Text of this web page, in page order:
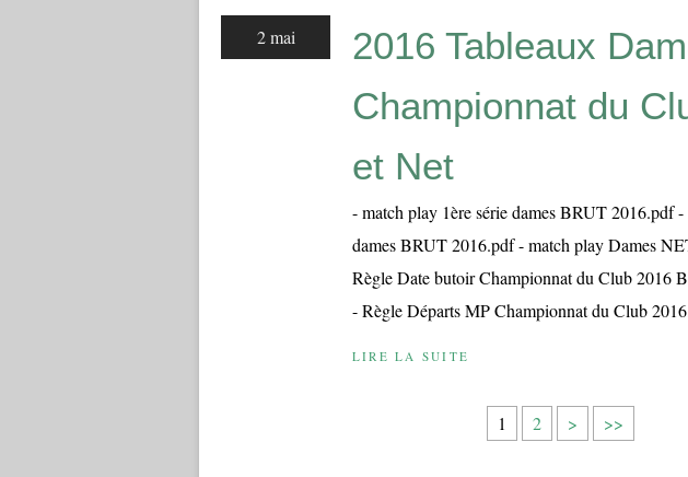
2 mai
2016 Tableaux
Championnat du
et Net
- match play 1ère série dames BRUT 2016.pdf
dames BRUT 2016.pdf - match play Dames
Règle Date butoir Championnat du Club 2016
- Règle Départs MP Championnat du Club
LIRE LA SUITE
1 2 > >>